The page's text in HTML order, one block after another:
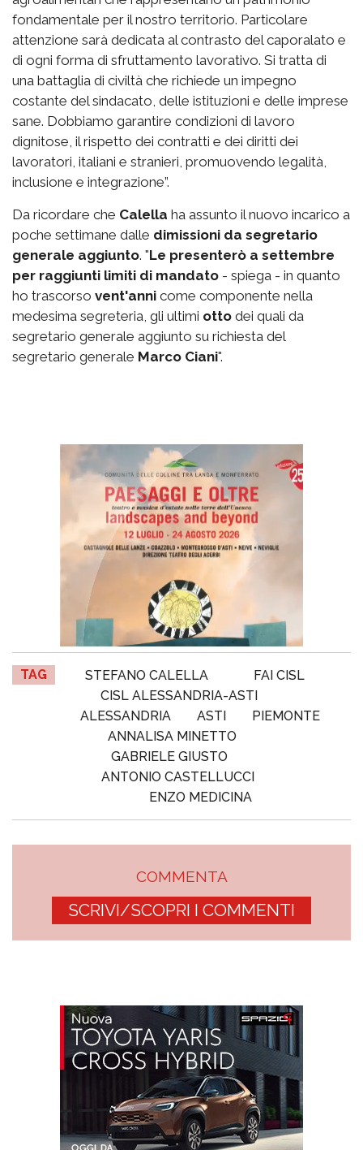
fondamentale per il nostro territorio. Particolare
attenzione sarà dedicata al contrasto del caporalato e
di ogni forma di sfruttamento lavorativo. Si tratta di
una battaglia di civiltà che richiede un impegno
costante del sindacato, delle istituzioni e delle imprese
sane. Dobbiamo garantire condizioni di lavoro
dignitose, il rispetto dei contratti e dei diritti dei
lavoratori, italiani e stranieri, promuovendo legalità,
inclusione e integrazione”.
Da ricordare che Calella ha assunto il nuovo incarico a
poche settimane dalle dimissioni da segretario
generale aggiunto. "Le presenterò a settembre
per raggiunti limiti di mandato - spiega - in quanto
ho trascorso vent'anni come componente nella
medesima segreteria, gli ultimi otto dei quali da
segretario generale aggiunto su richiesta del
segretario generale Marco Ciani".
TAG STEFANO CALELLA
FAI CISL
CISL ALESSANDRIA-ASTI
ALESSANDRIA
ASTI
PIEMONTE
ANNALISA MINETTO
GABRIELE GIUSTO
ANTONIO CASTELLUCCI
ENZO MEDICINA
COMMENTA
SCRIVI/SCOPRI I COMMENTI